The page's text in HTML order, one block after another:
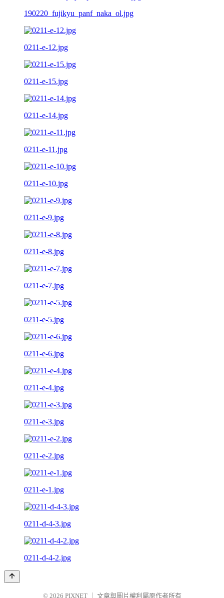
190220_fujikyu_panf_naka_ol.jpg
0211-e-12.jpg
0211-e-15.jpg
0211-e-14.jpg
0211-e-11.jpg
0211-e-10.jpg
0211-e-9.jpg
0211-e-8.jpg
0211-e-7.jpg
0211-e-5.jpg
0211-e-6.jpg
0211-e-4.jpg
0211-e-3.jpg
0211-e-2.jpg
0211-e-1.jpg
0211-d-4-3.jpg
0211-d-4-2.jpg
© 2026 PIXNET 文章與圖片權利屬原作者所有